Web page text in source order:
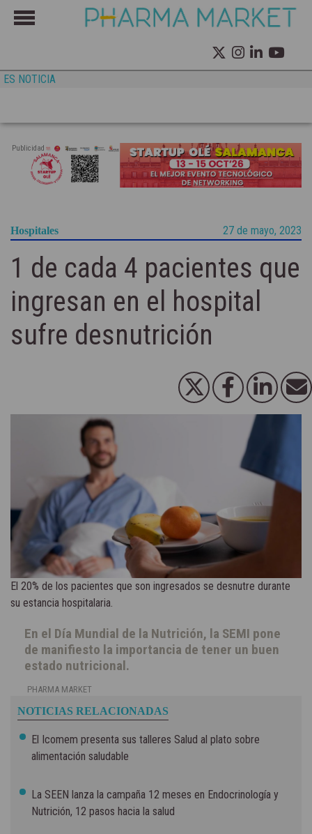
ES NOTICIA
Publicidad
Hospitales 27 de mayo, 2023
1 de cada 4 pacientes que
ingresan en el hospital
sufre desnutrición
El 20% de los pacientes que son ingresados se desnutre durante
su estancia hospitalaria.
En el Día Mundial de la Nutrición, la SEMI pone
de manifiesto la importancia de tener un buen
estado nutricional.
PHARMA MARKET
NOTICIAS RELACIONADAS
El Icomem presenta sus talleres Salud al plato sobre
alimentación saludable
La SEEN lanza la campaña 12 meses en Endocrinología y
Nutrición, 12 pasos hacia la salud